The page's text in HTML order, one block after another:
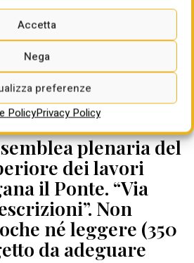
Accetta
Nega
preferenze
PolicyPrivacy Policy
plenaria del
dei lavori
il Ponte. “Via
Non
né leggere (350
da adeguare